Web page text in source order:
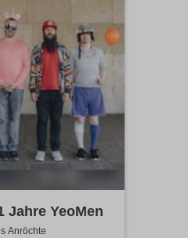
Jahre YeoMen
Anröchte